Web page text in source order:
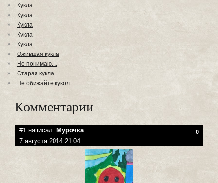
Кукла
Кукла
Кукла
Кукла
Кукла
Ожившая кукла
Не понимаю....
Старая кукла
Не обижайте кукол
Комментарии
#1 написал: Мурочка 0
7 августа 2014 21:04